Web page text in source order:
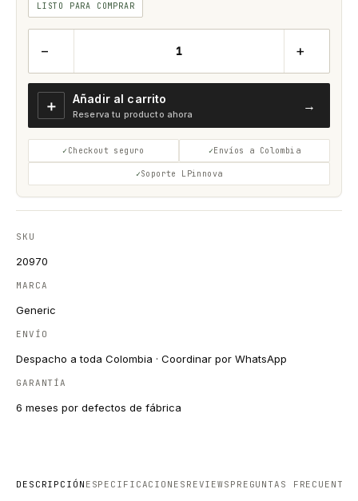
LISTO PARA COMPRAR
− +
＋ Añadir al carrito
Reserva tu producto ahora
→
Checkout seguro Envíos a Colombia
Soporte LPinnova
SKU
20970
MARCA
Generic
ENVÍO
Despacho a toda Colombia · Coordinar por WhatsApp
GARANTÍA
6 meses por defectos de fábrica
DESCRIPCIÓN ESPECIFICACIONES REVIEWS PREGUNTAS FRECUENTES